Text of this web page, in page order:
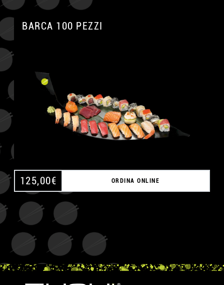
BARCA 100 PEZZI
125,00€ ORDINA ONLINE